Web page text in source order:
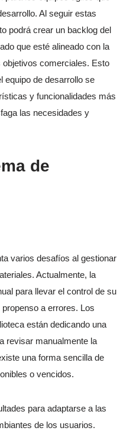
Al seguir estas
podrá crear un backlog del
que esté alineado con la
comerciales. Esto
equipo de desarrollo se
y funcionalidades más
las necesidades y
de
varios desafíos al gestionar
Actualmente, la
para llevar el control de su
a errores. Los
están dedicando una
revisar manualmente la
una forma sencilla de
o vencidos.
para adaptarse a las
de los usuarios.